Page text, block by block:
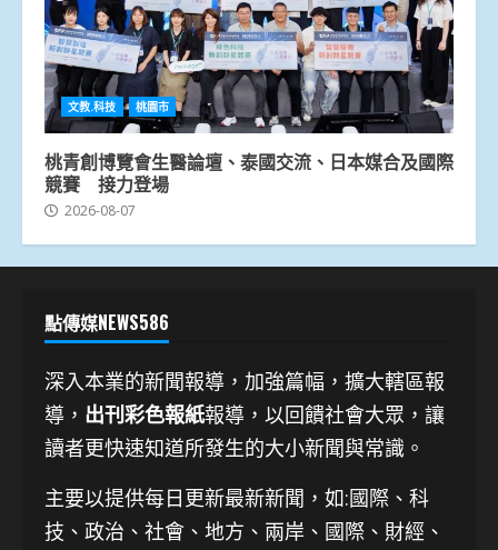
文教.科技 桃園市
桃青創博覽會生醫論壇、泰國交流、日本媒合及國際
競賽 接力登場
2026-08-07
點傳媒NEWS586
深入本業的新聞報導，加強篇幅，擴大轄區報
導， 出刊彩色報紙報導，以回饋社會大眾，讓
讀者更快速知道所發生的大小新聞與常識。
主要以提供每日更新最新新聞 ，如:國際、科
技、 政治、社會、地方、兩岸、國際、財經、